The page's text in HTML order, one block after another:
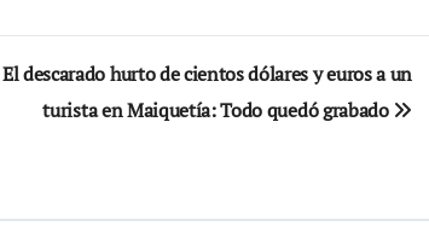
El descarado hurto de cientos dólares y euros a un
turista en Maiquetía: Todo quedó grabado